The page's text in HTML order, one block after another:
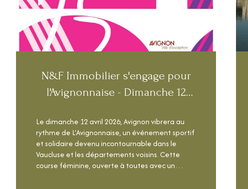
N&F Immobilier s'engage pour
l'Avignonnaise - Dimanche 12
Le dimanche 12 avril 2026, Avignon vibrera au
rythme de L’Avignonnaise, un événement sportif
et solidaire devenu incontournable dans le
Vaucluse et les départements voisins. Cette
course féminine, ouverte à toutes avec un